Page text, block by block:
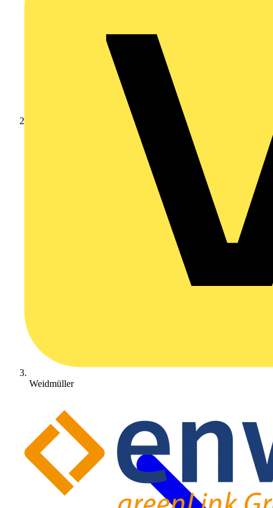
Weidmüller